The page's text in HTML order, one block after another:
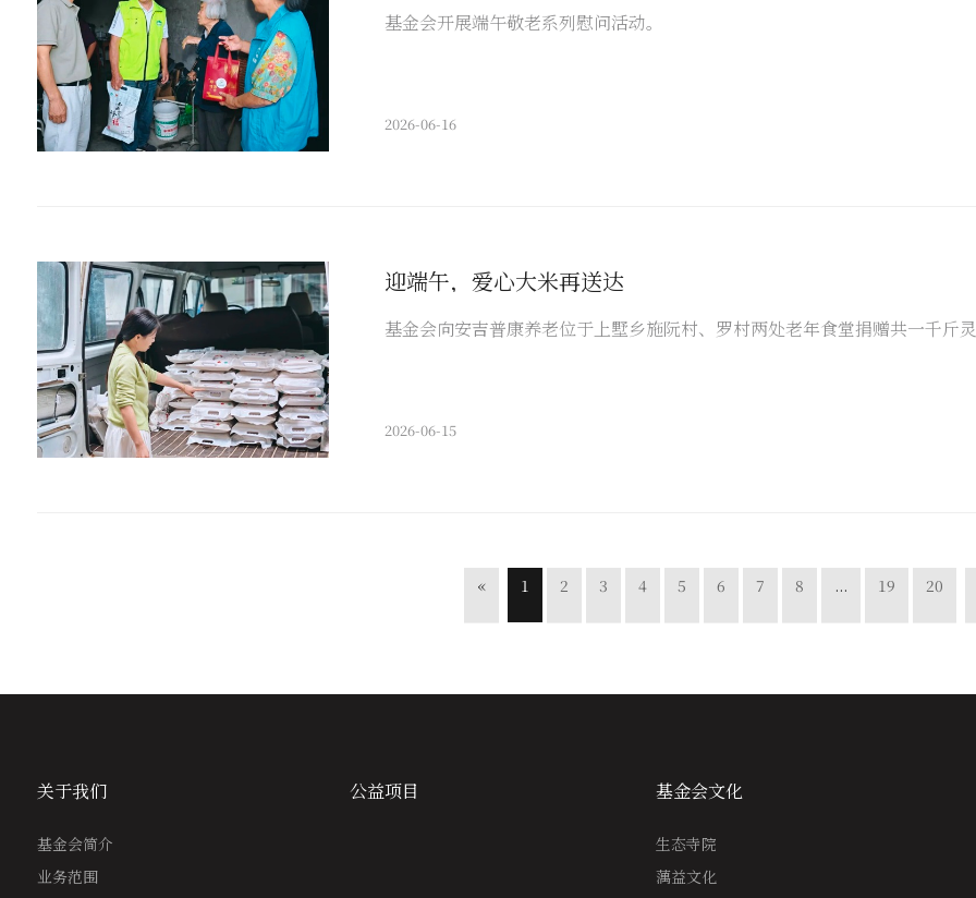
基金会开展端午敬老系列慰问活动。
2026-06-16
迎端午，爱心大米再送达
基金会向安吉普康养老位于上墅乡施阮村、罗村两处老年食堂捐赠共一千斤灵
2026-06-15
« 1 2 3 4 5 6 7 8 ... 19 20
关于我们
基金会简介
业务范围
公益项目 基金会文化
生态寺院
蕅益文化